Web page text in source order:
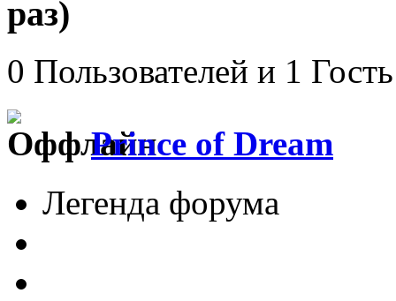
раз)
0 Пользователей и 1
Prince of Dream
Легенда форума